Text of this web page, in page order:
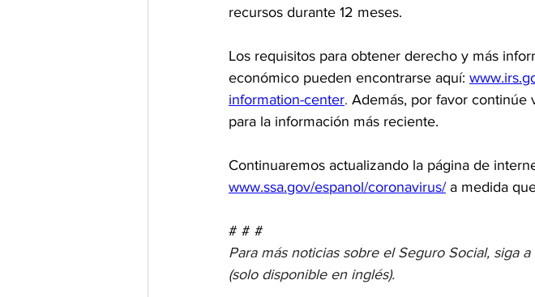
recursos durante 12 meses.
Los requisitos para obtener derecho y más
económico pueden encontrarse aquí:
information-center. Además, por favor continúe
para la información más reciente.
Continuaremos actualizando la página de
www.ssa.gov/espanol/coronavirus/ a medida
# # #
Para más noticias sobre el Seguro Social, siga
(solo disponible en inglés).